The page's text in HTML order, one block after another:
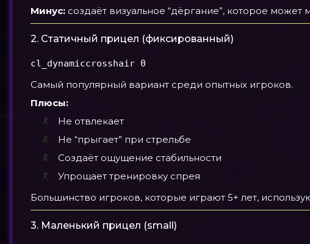
Минус: создаёт визуальное “дёргание”, которое может
2. Статичный прицел (фиксированный)
cl_dynamiccrosshair 0
Самый популярный вариант среди опытных игроков.
Плюсы:
Не отвлекает
Не “прыгает” при стрельбе
Создаёт ощущение стабильности
Упрощает тренировку спрея
Большинство игроков, которые играют 5+ лет,
3. Маленький прицел (small)